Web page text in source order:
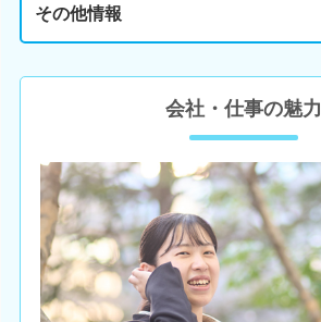
その他情報
会社・仕事の魅力